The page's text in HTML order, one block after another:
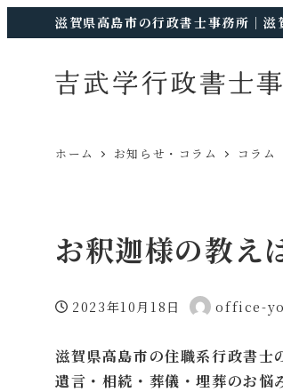
滋賀県高島市の行政書士事務所｜
ホーム お知らせ・コラム コラム
お釈迦様の教え
投稿日
2023年10月18日
著
office-
滋賀県高島市の住職系行政書士
遺言・相続・葬儀・埋葬のお悩